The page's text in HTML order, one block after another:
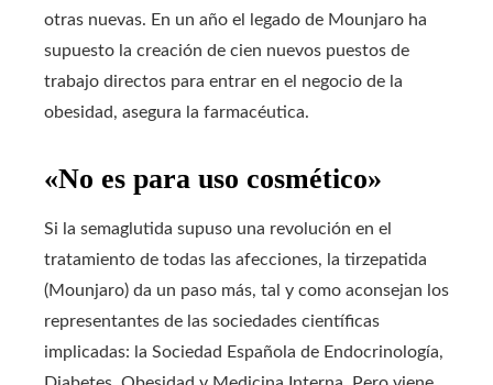
otras nuevas. En un año el legado de Mounjaro ha
supuesto la creación de cien nuevos puestos de
trabajo directos para entrar en el negocio de la
obesidad, asegura la farmacéutica.
«No es para uso cosmético»
Si la semaglutida supuso una revolución en el
tratamiento de todas las afecciones, la tirzepatida
(Mounjaro) da un paso más, tal y como aconsejan los
representantes de las sociedades científicas
implicadas: la Sociedad Española de Endocrinología,